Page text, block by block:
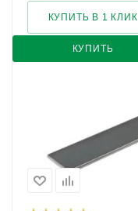
КУПИТЬ
КУПИТЬ В 1 КЛИК